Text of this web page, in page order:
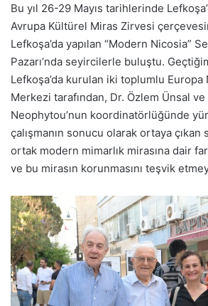
Bu yıl 26-29 Mayıs tarihlerinde
Avrupa Kültürel Miras Zirvesi
Lefkoşa’da yapılan “Modern Nicosia”
Pazarı’nda seyircilerle buluştu.
Lefkoşa’da kurulan iki toplumlu Europa
Merkezi tarafından, Dr. Özlem Ünsal
Neophytou’nun koordinatörlüğünde
çalışmanın sonucu olarak ortaya
ortak modern mimarlık mirasına dair
ve bu mirasın korunmasını teşvik